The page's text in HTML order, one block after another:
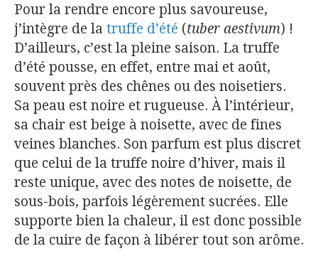
Pour la rendre encore plus savoureuse,
j’intègre de la truffe d’été (tuber aestivum) !
D’ailleurs, c’est la pleine saison. La truffe
d’été pousse, en effet, entre mai et août,
souvent près des chênes ou des noisetiers.
Sa peau est noire et rugueuse. À l’intérieur,
sa chair est beige à noisette, avec de fines
veines blanches. Son parfum est plus discret
que celui de la truffe noire d’hiver, mais il
reste unique, avec des notes de noisette, de
sous-bois, parfois légèrement sucrées. Elle
supporte bien la chaleur, il est donc possible
de la cuire de façon à libérer tout son arôme.